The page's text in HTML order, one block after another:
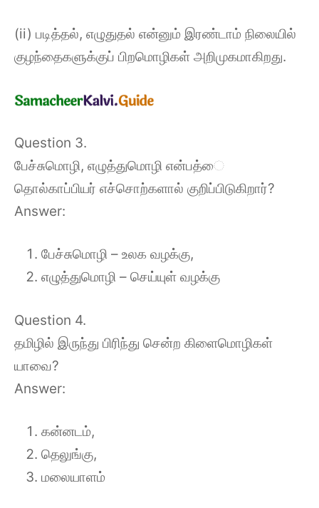
(ii) படித்தல், எழுதுதல் என்னும் இரண்டாம் நிலையில்
குழந்தைகளுக்குப் பிறமொழிகள் அறிமுகமாகிறது.
Question 3.
பேச்சுமொழி, எழுத்துமொழி என்பத்ை
தொல்காப்பியர் எச்சொற்களால் குறிப்பிடுகிறார்?
Answer:
பேச்சுமொழி – உலக வழக்கு,
எழுத்துமொழி – செய்யுள் வழக்கு
Question 4.
தமிழில் இருந்து பிரிந்து சென்ற கிளைமொழிகள்
யாவை?
Answer:
கன்னடம்,
தெலுங்கு,
மலையாளம்